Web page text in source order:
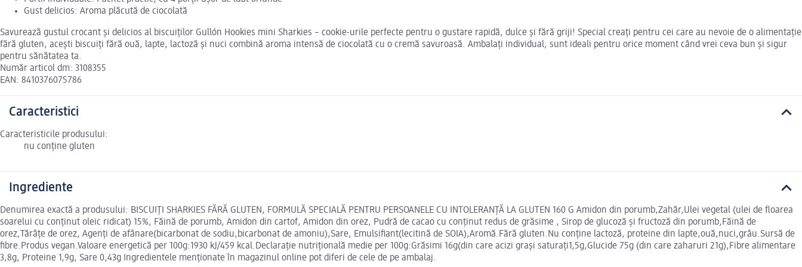
Gust delicios: Aroma plăcută de ciocolată
Savurează gustul crocant și delicios al biscuiților Gullón Hookies mini Sharkies – cookie-urile perfecte pentru o gustare rapidă, dulce și fără griji! Special creați pentru cei care au nevoie de o alimentație
fără gluten, acești biscuiți fără ouă, lapte, lactoză și nuci combină aroma intensă de ciocolată cu o cremă savuroasă. Ambalați individual, sunt ideali pentru orice moment când vrei ceva bun și sigur
pentru sănătatea ta.
Număr articol dm: 3108355
EAN: 8410376075786
Caracteristici
Caracteristicile produsului:
nu conține gluten
Ingrediente
Denumirea exactă a produsului: BISCUIȚI SHARKIES FĂRĂ GLUTEN, FORMULĂ SPECIALĂ PENTRU PERSOANELE CU INTOLERANȚĂ LA GLUTEN 160 G Amidon din porumb,Zahăr,Ulei vegetal (ulei de floarea
soarelui cu conținut oleic ridicat) 15%, Făină de porumb, Amidon din cartof, Amidon din orez, Pudră de cacao cu conținut redus de grăsime , Sirop de glucoză și fructoză din porumb,Făină de
orez,Tărâțe de orez, Agenți de afânare(bicarbonat de sodiu,bicarbonat de amoniu),Sare, Emulsifiant(lecitină de SOIA),Aromă.Fără gluten.Nu conține lactoză, proteine din lapte,ouă,nuci,grâu.Sursă de
fibre.Produs vegan.Valoare energetică per 100g:1930 kJ/459 kcal.Declarație nutriţională medie per 100g:Grăsimi 16g(din care acizi grași saturați1,5g,Glucide 75g (din care zaharuri 21g),Fibre alimentare
3,8g, Proteine 1,9g, Sare 0,43g Ingredientele menționate în magazinul online pot diferi de cele de pe ambalaj.